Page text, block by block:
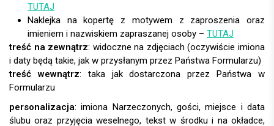
TUTAJ
Naklejka na kopertę z motywem z zaproszenia oraz
imieniem i nazwiskiem zapraszanej osoby – TUTAJ
treść na zewnątrz: widoczne na zdjęciach (oczywiście imiona
i daty będą takie, jak w przysłanym przez Państwa Formularzu)
treść wewnątrz: taka jak dostarczona przez Państwa w
Formularzu
personalizacja: